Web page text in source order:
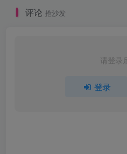
评论 抢沙发
请登录
登录